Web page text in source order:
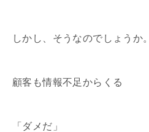
しかし、そうなのでしょうか。
顧客も情報不足からくる
「ダメだ」